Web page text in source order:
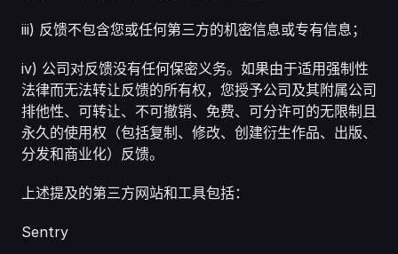
iii) 反馈不包含您或任何第三方的机密信息或专有信息；
iv) 公司对反馈没有任何保密义务。如果由于适用强制性
法律而无法转让反馈的所有权，您授予公司及其附属公司
排他性、可转让、不可撤销、免费、可分许可的无限制且
永久的使用权（包括复制、修改、创建衍生作品、出版、
分发和商业化）反馈。
上述提及的第三方网站和工具包括：
Sentry